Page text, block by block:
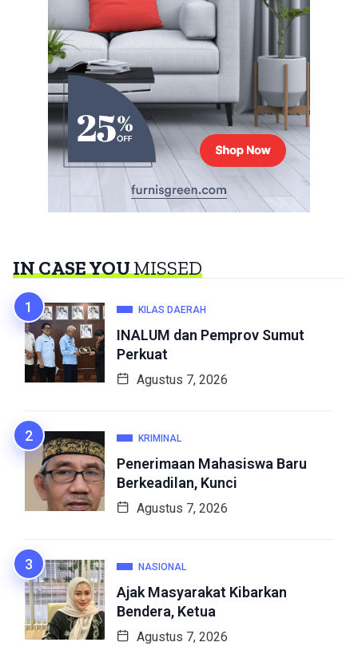
IN CASE YOUMISSED
KILAS DAERAH
INALUM dan Pemprov Sumut
Perkuat
Agustus 7, 2026
KRIMINAL
Penerimaan Mahasiswa Baru
Berkeadilan, Kunci
Agustus 7, 2026
NASIONAL
Ajak Masyarakat Kibarkan
Bendera, Ketua
Agustus 7, 2026